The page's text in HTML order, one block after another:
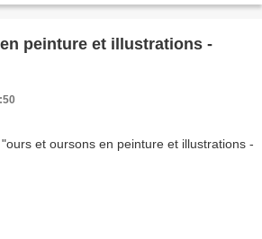
peinture et illustrations -